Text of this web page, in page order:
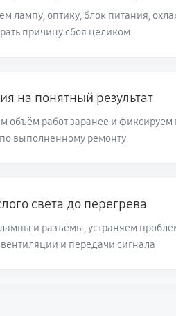
лампу, оптику, блок питания,
причину сбоя целиком
на понятный результат
объём работ заранее и
выполненному ремонту
света до перегрева
и разъёмы, устраняем
вентиляции и передачи сигнала